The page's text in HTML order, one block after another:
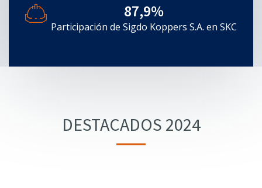
87,9%
Participación de Sigdo Koppers S.A. en SKC
DESTACADOS 2024